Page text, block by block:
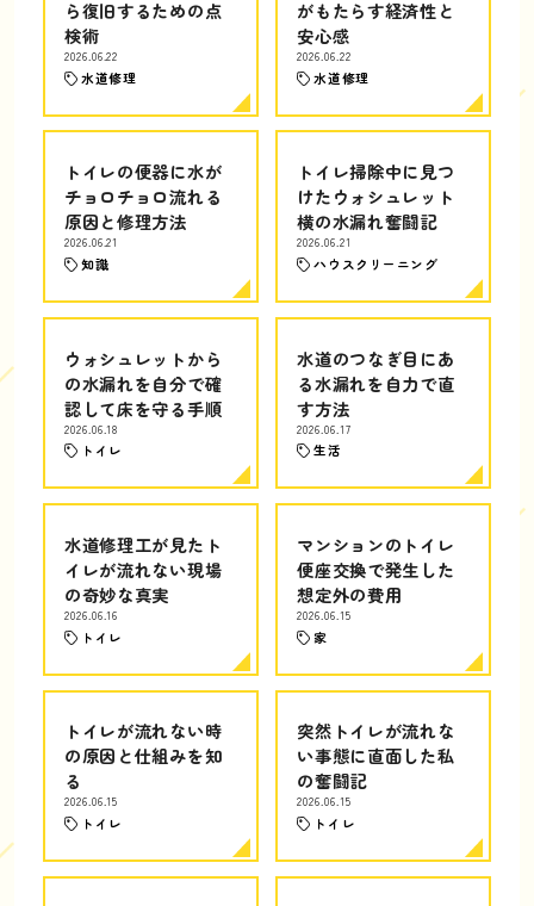
ら復旧するための点
検術
2026.06.22
水道修理
がもたらす経済性と
安心感
2026.06.22
水道修理
トイレの便器に水が
チョロチョロ流れる
原因と修理方法
2026.06.21
知識
トイレ掃除中に見つ
けたウォシュレット
横の水漏れ奮闘記
2026.06.21
ハウスクリーニング
ウォシュレットから
の水漏れを自分で確
認して床を守る手順
2026.06.18
トイレ
水道のつなぎ目にあ
る水漏れを自力で直
す方法
2026.06.17
生活
水道修理工が見たト
イレが流れない現場
の奇妙な真実
2026.06.16
トイレ
マンションのトイレ
便座交換で発生した
想定外の費用
2026.06.15
家
トイレが流れない時
の原因と仕組みを知
る
2026.06.15
トイレ
突然トイレが流れな
い事態に直面した私
の奮闘記
2026.06.15
トイレ